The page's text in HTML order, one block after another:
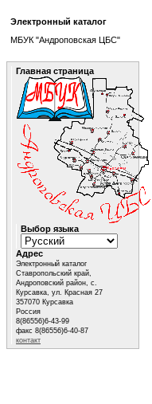
Электронный каталог
МБУК "Андроповская ЦБС"
Главная страница
Выбор языка
Адрес
Электронный каталог
Ставропольский край,
Андроповский район, с.
Курсавка, ул. Красная 27
357070 Курсавка
Россия
8(86556)6-43-99
факс 8(86556)6-40-87
контакт